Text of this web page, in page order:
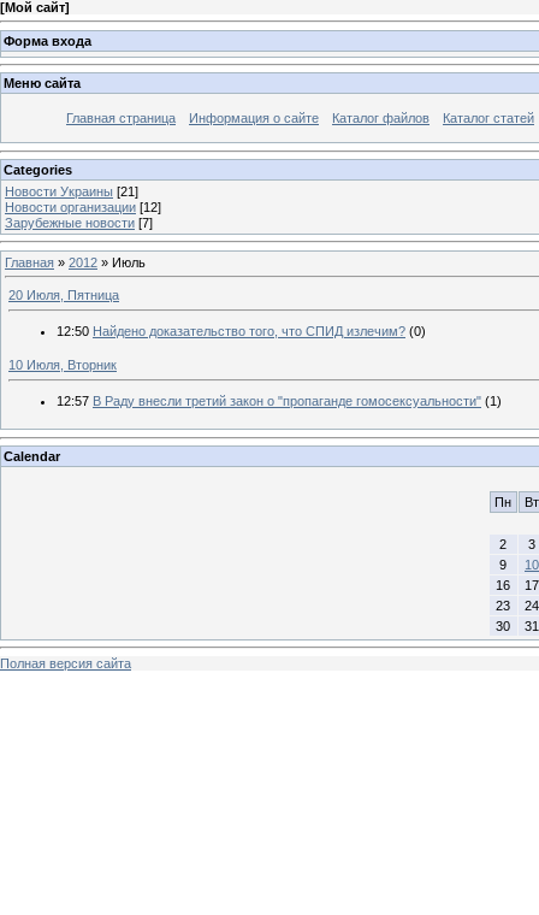
[Мой сайт]
Форма входа
Меню сайта
Главная страница Информация о сайте Каталог файлов Каталог статей
Categories
Новости Украины [21]
Новости организации [12]
Зарубежные новости [7]
Главная » 2012 » Июль
20 Июля, Пятница
12:50 Найдено доказательство того, что СПИД излечим? (0)
10 Июля, Вторник
12:57 В Раду внесли третий закон о "пропаганде гомосексуальности" (1)
Calendar
Пн Вт
2
3
9
10
16
17
23
24
30
31
Полная версия сайта